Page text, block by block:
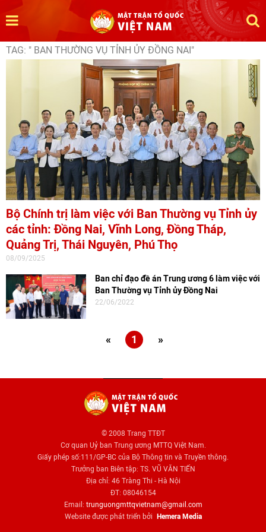
TAG: " BAN THƯỜNG VỤ TỈNH ỦY ĐỒNG NAI"
Bộ Chính trị làm việc với Ban Thường vụ Tỉnh ủy
các tỉnh: Đồng Nai, Vĩnh Long, Đồng Tháp,
Quảng Trị, Thái Nguyên, Phú Thọ
08/09/2025
Ban chỉ đạo đề án Trung ương 6 làm việc với
Ban Thường vụ Tỉnh ủy Đồng Nai
22/06/2022
« 1 »
© 2008 Trang TTĐT
Cơ quan Uỷ ban Trung ương MTTQ Việt Nam.
Giấy phép số:111/GP-BC của Bộ Thông tin và Truyền thông.
Trưởng ban Biên tập: TS. VŨ VĂN TIẾN
Địa chỉ: 46 Tràng Thi - Hà Nội
ĐT: 08046154
Email: trunguongmttqvietnam@gmail.com
Website được phát triển bởi
Hemera Media